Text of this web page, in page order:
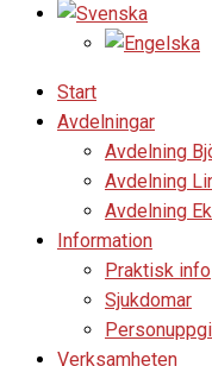
Start
Avdelningar
Avdelning
Avdelning
Avdelning
Information
Praktisk info
Sjukdomar
Verksamheten